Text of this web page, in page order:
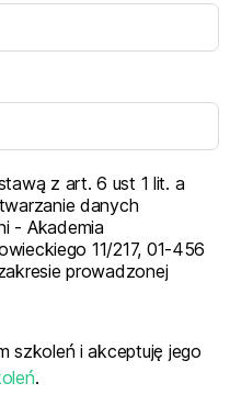
z art. 6 ust 1 lit. a
danych
- Akademia
11/217, 01-456
prowadzonej
szkoleń i akceptuję jego
.